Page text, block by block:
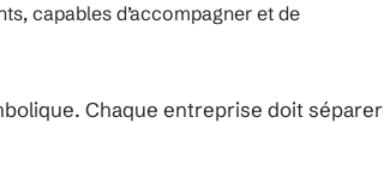
capables d’accompagner et de
Chaque entreprise doit séparer